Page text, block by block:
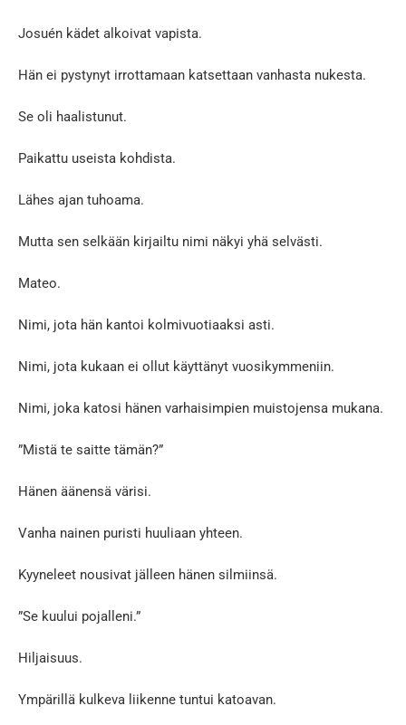
Josuén kädet alkoivat vapista.
Hän ei pystynyt irrottamaan katsettaan vanhasta nukesta.
Se oli haalistunut.
Paikattu useista kohdista.
Lähes ajan tuhoama.
Mutta sen selkään kirjailtu nimi näkyi yhä selvästi.
Mateo.
Nimi, jota hän kantoi kolmivuotiaaksi asti.
Nimi, jota kukaan ei ollut käyttänyt vuosikymmeniin.
Nimi, joka katosi hänen varhaisimpien muistojensa mukana.
”Mistä te saitte tämän?”
Hänen äänensä värisi.
Vanha nainen puristi huuliaan yhteen.
Kyyneleet nousivat jälleen hänen silmiinsä.
”Se kuului pojalleni.”
Hiljaisuus.
Ympärillä kulkeva liikenne tuntui katoavan.